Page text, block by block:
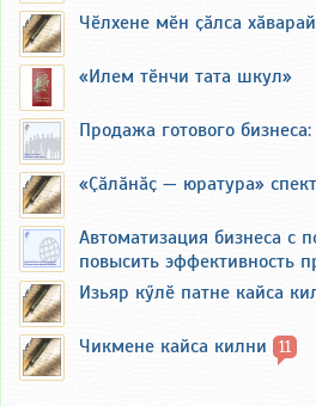
Чӗлхене мӗн ҫӑлса
«Илем тӗнчи тата шкул»
Продажа готового
«Ҫӑлӑнӑҫ — юратура»
Автоматизация бизнеса с
повысить эффективность
Изьяр кӳлӗ патне кайса
Чикмене кайса килни 11